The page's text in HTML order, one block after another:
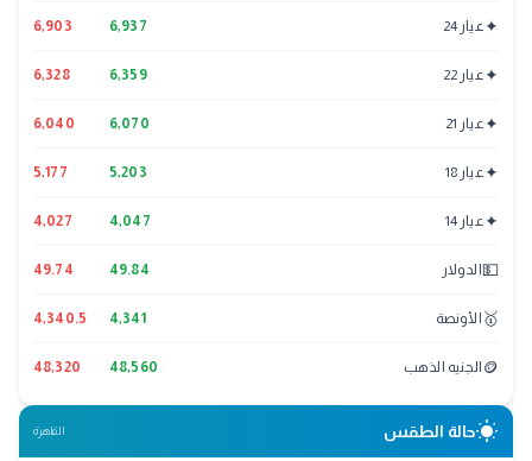
✦عيار 24 6,937
6,903
✦عيار 22 6,359
6,328
✦عيار 21 6,070
6,040
✦عيار 18 5,203
5,177
✦عيار 14 4,047
4,027
💵 الدولار 49.84
49.74
🥇 الأونصة 4,341
4,340.5
🪙 الجنيه الذهب 48,560
48,320
wb_sunnyحالة الطقس القاهرة